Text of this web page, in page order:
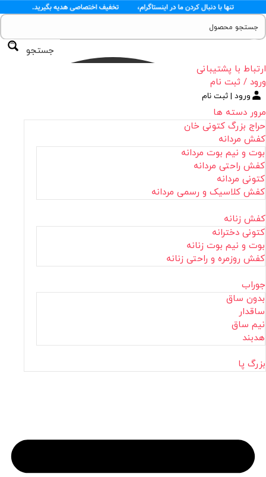
جستجو
ارتباط با پشتیبانی
ورود / ثبت نام
ورود | ثبت نام
مرور دسته ها
حراج بزرگ کتونی خان
کفش مردانه
بوت و نیم بوت مردانه
کفش راحتی مردانه
کتونی مردانه
کفش کلاسیک و رسمی مردانه
کفش زنانه
کتونی دخترانه
بوت و نیم بوت زنانه
کفش روزمره و راحتی زنانه
جوراب
بدون ساق
ساقدار
نیم ساق
هدبند
بزرگ پا